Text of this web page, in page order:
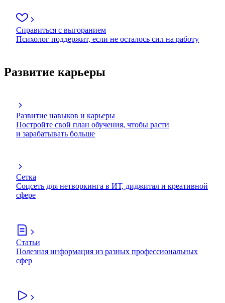
Справиться с выгоранием
Психолог поддержит, если не осталось сил на работу
Развитие карьеры
Развитие навыков и карьеры
Постройте свой план обучения, чтобы расти
и зарабатывать больше
Сетка
Соцсеть для нетворкинга в ИТ, диджитал и креативной
сфере
Статьи
Полезная информация из разных профессиональных
сфер